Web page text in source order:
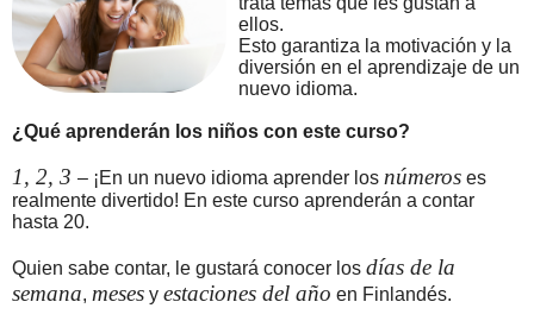
ellos.
Esto garantiza la motivación y la
diversión en el aprendizaje de un
nuevo idioma.
¿Qué aprenderán los niños con este curso?
1, 2, 3 – ¡En un nuevo idioma aprender los números es
realmente divertido! En este curso aprenderán a contar
hasta 20.
Quien sabe contar, le gustará conocer los días de la
semana, meses y estaciones del año en Finlandés.